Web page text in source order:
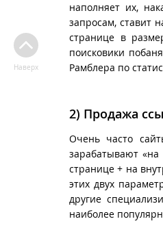
наполняет их,
запросам, ставит
странице в
поисковики
Рамблера по
2) Продажа
Очень часто
зарабатывают
странице + на
этих двух
другие
наиболее
Наверх